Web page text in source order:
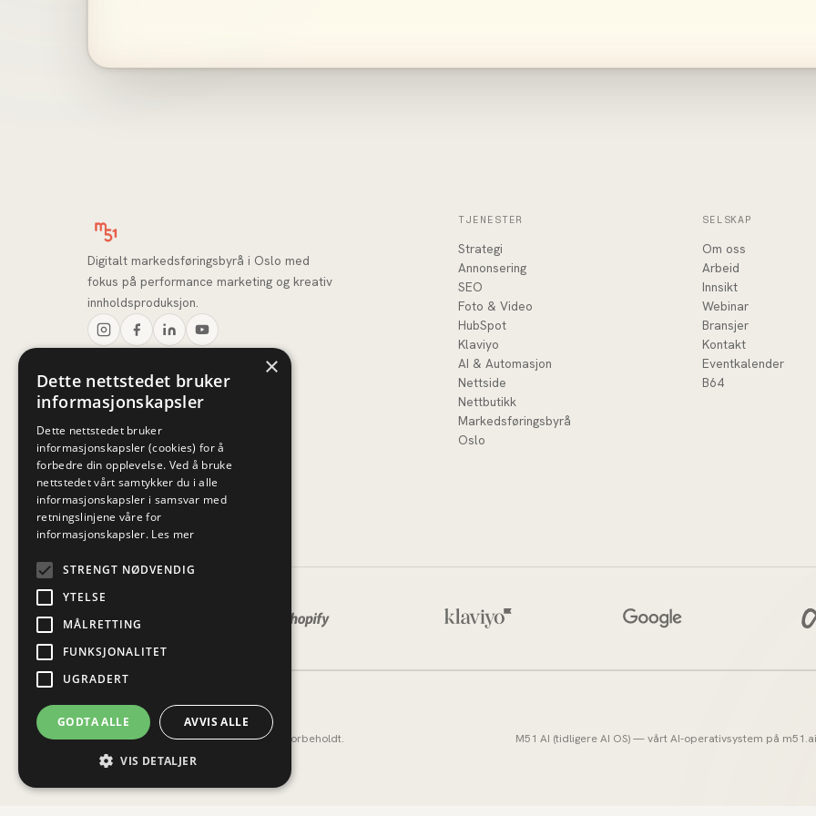
Digitalt markedsføringsbyrå i Oslo med
fokus på performance marketing og kreativ
innholdsproduksjon.
TJENESTER
Strategi
Annonsering
SEO
Foto & Video
HubSpot
Klaviyo
AI & Automasjon
Nettside
Nettbutikk
Markedsføringsbyrå
Oslo
SELSKAP
Om oss
Arbeid
Innsikt
Webinar
Bransjer
Kontakt
Eventkalender
B64
© 2026 M51 Marketing. Alle rettigheter forbeholdt. M51 AI (tidligere AI OS) — vårt AI-operativsystem på m51.ai
×
Dette nettstedet bruker
informasjonskapsler
Dette nettstedet bruker
informasjonskapsler (cookies) for å
forbedre din opplevelse. Ved å bruke
nettstedet vårt samtykker du i alle
informasjonskapsler i samsvar med
retningslinjene våre for
informasjonskapsler. Les mer
STRENGT NØDVENDIG
YTELSE
MÅLRETTING
FUNKSJONALITET
UGRADERT
GODTA ALLE AVVIS ALLE
VIS DETALJER